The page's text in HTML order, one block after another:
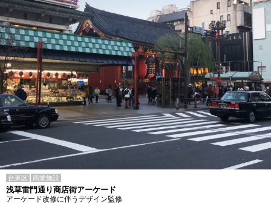
台東区 商業施設
浅草雷門通り商店街アーケード
アーケード改修に伴うデザイン監修